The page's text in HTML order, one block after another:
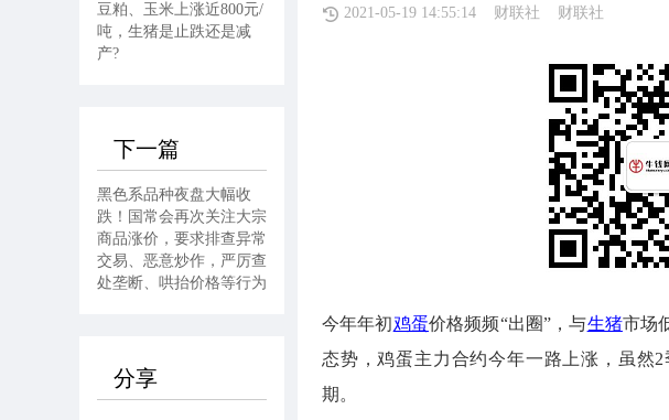
豆粕、玉米上涨近800元/
吨，生猪是止跌还是减
产?
下一篇
黑色系品种夜盘大幅收
跌！国常会再次关注大宗
商品涨价，要求排查异常
交易、恶意炒作，严厉查
处垄断、哄抬价格等行为
分享
2021-05-19 14:55:14 财联社 财联社
今年年初鸡蛋价格频频“出圈”，与生猪市场
态势，鸡蛋主力合约今年一路上涨，虽然
期。